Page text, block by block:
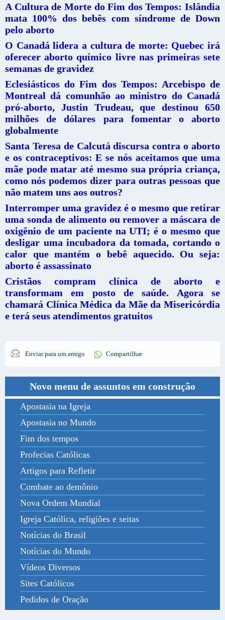
A Cultura de Morte do Fim dos Tempos: Islândia
mata 100% dos bebês com síndrome de Down
pelo aborto
O Canadá lidera a cultura de morte: Quebec irá
oferecer aborto químico livre nas primeiras sete
semanas de gravidez
Eclesiásticos do Fim dos Tempos: Arcebispo de
Montreal dá comunhão ao ministro do Canadá
pró-aborto, Justin Trudeau, que destinou 650
milhões de dólares para fomentar o aborto
globalmente
Santa Teresa de Calcutá discursa contra o aborto
e os contraceptivos: E se nós aceitamos que uma
mãe pode matar até mesmo sua própria criança,
como nós podemos dizer para outras pessoas que
não matem uns aos outros?
Interromper uma gravidez é o mesmo que retirar
uma sonda de alimento ou remover a máscara de
oxigênio de um paciente na UTI; é o mesmo que
desligar uma incubadora da tomada, cortando o
calor que mantém o bebê aquecido. Ou seja:
aborto é assassinato
Cristãos compram clínica de aborto e
transformam em posto de saúde. Agora se
chamará Clínica Médica da Mãe da Misericórdia
e terá seus atendimentos gratuitos
Enviar para um amigo Compartilhar
Novo menu de assuntos em construção
Apostasia na Igreja
Apostasia no Mundo
Fim dos tempos
Profecias Católicas
Artigos para Refletir
Combate ao demônio
Nova Ordem Mundial
Igreja Católica, religiões e seitas
Notícias do Brasil
Notícias do Mundo
Vídeos Diversos
Sites Católicos
Pedidos de Oração